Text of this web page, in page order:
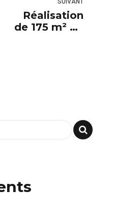
Réalisation
de 175 m² de